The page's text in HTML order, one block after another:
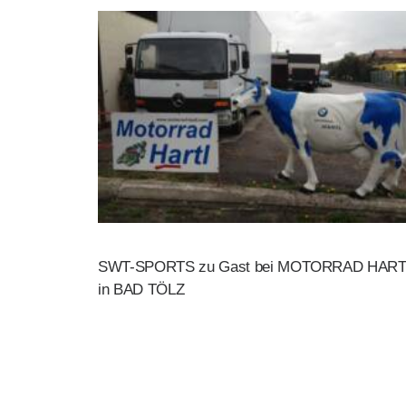
SWT-SPORTS zu Gast bei MOTORRAD
in BAD TÖLZ